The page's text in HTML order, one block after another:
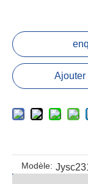
Ajouter
Modèle: